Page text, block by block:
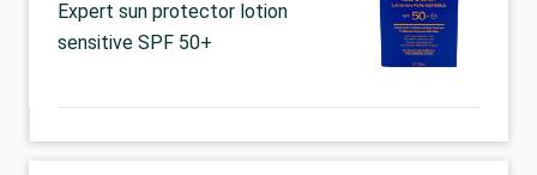
Expert sun protector lotion
sensitive SPF 50+